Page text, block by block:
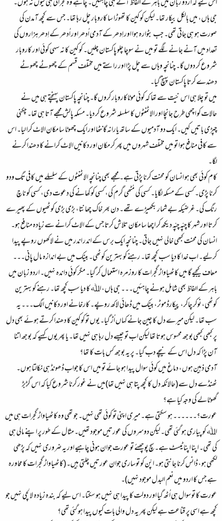
اس لیے کہ اردو زبان میں باہر کے الفاظ آنے ہی چاہئیں۔ چاہے وہ گجراتی ہی کیوں نہ ہوں۔
جی ہاں، میں بالکل بیکار تھا۔ لیکن کوکین کا تھوڑا سا کاروبار چل رہا تھا۔ جس سے کچھ آمدن کی
صورت ہو ہی جاتی تھی۔ جب بٹوارہ ہوا اور اِدھر کے آدمی اُدھر اور اُدھر کے اِدھر ہزاروں کی
تعداد میں آنے جانے لگے تو میں نے سوچا چلو پاکستان چلیں۔ کوکین کا نہ سہی کوئی اور کاروبار
شروع کر دوں گا۔ چنانچہ وہاں سے چل پڑا اور راستے میں مختلف قسم کے چھوٹے چھوٹے
دھندے کرتا پاکستان پہنچ گیا۔
میں تو چلا ہی اس نیّت سے تھا کہ کوئی موٹاکاروبار کروں گا۔ چنانچہ پاکستان پہنچتے ہی میں نے
حالات کو اچھی طرح جانچا اور الاٹمنٹوں کا سلسلہ شروع کر دیا۔ مسکہ پالش مجھے آتا ہی تھا۔ چکنی
چپڑی باتیں کیں۔ ایک دو آدمیوں کے ساتھ یارانہ گانٹھا اور ایک چھوٹا سا مکان الاٹ کرا لیا۔ اس
سے کافی منافع ہوا تو میں مختلف شہروں میں پھر کر مکان اور دکانیں الاٹ کرانے کا دھندا کرنے
لگا۔
کام کوئی بھی ہو انسان کو محنت کرنا پڑتی ہے۔ مجھے بھی چنانچہ الاٹمنٹوں کے سلسلے میں کافی تگ ودو
کرنا پڑی۔ کسی کے مسکہ لگایا۔ کسی کی مُٹھی گرم کی، کسی کو کھانے کی دعوت دی، کسی کو ناچ
رنگ کی۔ غرضیکہ بے شمار بکھیڑے تھے۔ دن بھر خاک چھانتا، بڑی بڑی کوٹھیوں کے پھیرے
کرتا اور شہر کا چپّہ چپّہ دیکھ کر اچھا سا مکان تلاش کرتا جس کے الاٹ کرانے سے زیادہ منافع ہو۔
انسان کی محنت کبھی خالی نہیں جاتی۔ چنانچہ ایک برس کے اندر اندر میں نے لاکھوں روپے پیدا
کرلیے۔ اب خدا کا دیا سب کچھ تھا۔ رہنے کو بہترین کوٹھی۔ بینک میں بے اندازہ مال پانی۔۔۔
معاف کیجیے گا میں کاٹھیاواڑ گجرات کا روزمرہ استعمال کر گیا۔ مگر کوئی داندہ نہیں۔ اردو زبان میں
باہر کے الفاظ بھی شامل ہونے چاہئیں۔۔۔ جی ہاں، اﷲ کا دیا سب کچھ تھا۔ رہنے کو بہترین
کوٹھی، نوکر چاکر، پیکارڈ موٹر، بینک میں ڈھائی لاکھ روپے۔ کارخانے اور دکانیں الگ۔۔۔ یہ
سب تھا۔ لیکن میرے دل کا چین جانے کہاں اُڑ گیا۔ یوں تو کوکین کا دھندا کرتے ہوئے بھی دل
پر کبھی کبھی بوجھ محسوس ہوتا تھا لیکن اب تو جیسے دل رہا ہی نہیں تھا۔ یا پھر یوں کہیے کہ بوجھ اتنا
آن پڑا کہ دل اس کے نیچے دب گیا۔ پر یہ بوجھ کس بات کا تھا؟
آدمی ذہین ہوں، دماغ میں کوئی سوال پیدا ہو جائے تو میں اس کا جواب ڈھونڈ ہی نکالتا ہوں۔
ٹھنڈے دل سے (حالانکہ دل کا کچھ پتا ہی نہیں تھا)میں نے غور کرنا شروع کیا کہ اس گڑبڑ
گھوٹالے کی وجہ کیا ہے؟
عورت؟۔۔۔۔۔۔ ہو سکتی ہے۔ میری اپنی تو کوئی تھی نہیں۔ جو تھی وہ کاٹھیاواڑ گجرات ہی میں
اﷲ کو پیاری ہو گئی تھی۔ لیکن دوسروں کی عورتیں موجود تھیں۔ مثال کے طور پر اپنے مالی ہی
کی تھی۔ اپنا اپنا ٹیسٹ ہے۔ سچ پوچھئے تو عورت جوان ہونی چاہیے اور یہ ضروری نہیں کہ پڑھی
لکھی ہو، ڈانس کرنا جانتی ہو۔ اپّن کو توساری جوان عورتیں چلتی ہیں۔ (کاٹھیاواڑ گجرات کا محاورہ
ہے جس کا اردو میں نعم البدل موجود نہیں)۔
عورت کا توسوال ہی اُٹھ گیا اور دولت کا پیدا ہی نہیں ہو سکتا۔ اس لیے کہ بندہ زیادہ لالچی نہیں جو
کچھ ہے اسی پر قناعت ہے لیکن پھر یہ دل والی بات کیوں پیدا ہو گئی تھی؟